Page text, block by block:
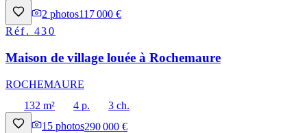
2 photos117 000 €
Réf.430
Maison de village louée à Rochemaure
ROCHEMAURE
132 m²
4 p.
3 ch.
15 photos290 000 €